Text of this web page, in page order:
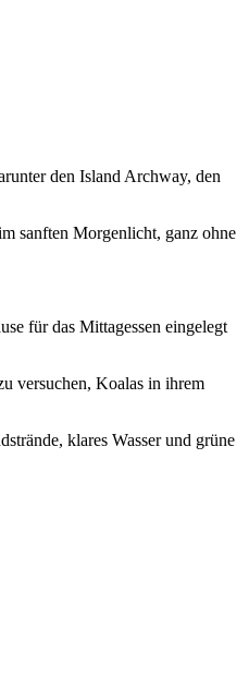
den Island Archway, den
sanften Morgenlicht, ganz ohne
für das Mittagessen eingelegt
versuchen, Koalas in ihrem
klares Wasser und grüne